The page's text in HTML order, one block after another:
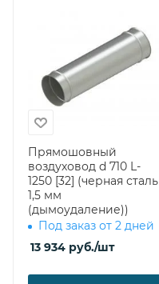
Прямошовный
воздуховод d 710 L-
1250 [32] (черная сталь
1,5 мм
(дымоудаление))
Под заказ от 2 дней
13 934 руб./шт